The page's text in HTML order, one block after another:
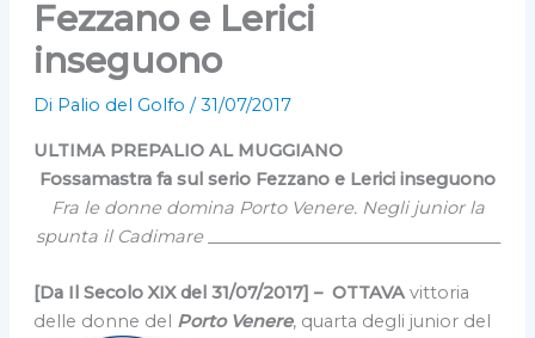
Fezzano e Lerici
inseguono
Di Palio del Golfo /31/07/2017
ULTIMA PREPALIO AL MUGGIANO
Fossamastra fa sul serio Fezzano e Lerici inseguono
Fra le donne domina Porto Venere. Negli junior la
spunta il Cadimare___________________________________
[Da Il Secolo XIX del 31/07/2017] – OTTAVAvittoria
delle donne del Porto Venere, quarta degli junior del